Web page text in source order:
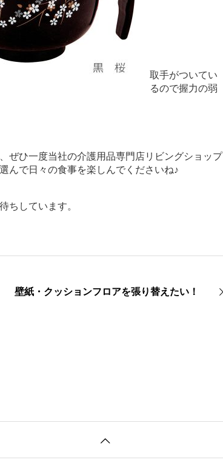
取手がついてい
るので握力の弱
ぜひ一度当社の介護用品専門店リビングショップ
んで日々の食事を楽しんでくださいね♪
ちしています。
壁紙・クッションフロアを張り替えたい！